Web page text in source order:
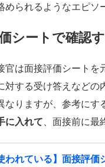
められるようなエピソ
シートで確認
は面接評価シートを
対する受け答えなど
なりますが、参考に
に入れて、面接前に最
われている】面接評価